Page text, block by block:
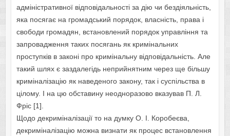
адміністративної відповідальності за дію чи бездіяльність,
яка посягає на громадський порядок, власність, права і
свободи громадян, встановлений порядок управління та
запровадження таких посягань як кримінальних
проступків в законі про кримінальну відповідальність. Але
такий шлях є заздалегідь неприйнятним через ще більшу
криміналізацію як наведеного закону, так і суспільства в
цілому. І на цю обставину неодноразово вказував П. Л.
Фріс [1].
Щодо декриміналізації то на думку О. І. Коробеєва,
декриміналізацію можна визнати як процес встановлення